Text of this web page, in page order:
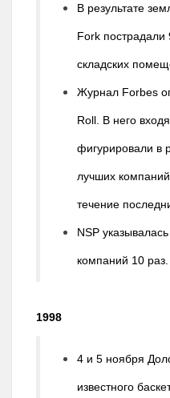
В результате
Fork пострадали
складских
Журнал Forbes
Roll. В него
фигурировали в
лучших
течение
NSP
компаний 10 раз.
1998
4 и 5 ноября
известного